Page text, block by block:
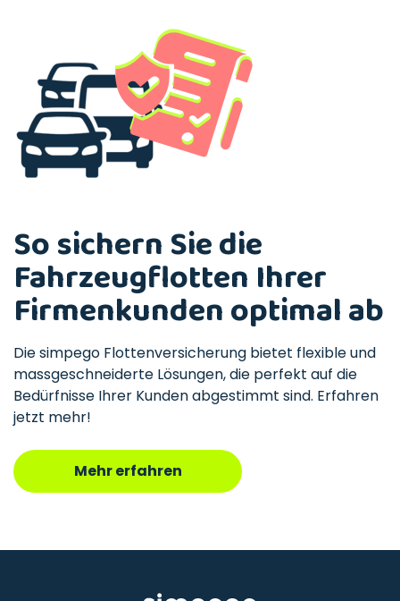
So sichern Sie die
Fahrzeugflotten Ihrer
Firmenkunden optimal ab
Die simpego Flottenversicherung bietet flexible und
massgeschneiderte Lösungen, die perfekt auf die
Bedürfnisse Ihrer Kunden abgestimmt sind. Erfahren
jetzt mehr!
Mehr erfahren